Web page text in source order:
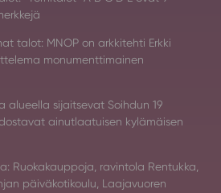
talot: MNOP on arkkitehti Erkki
monumenttimainen
alueella sijaitsevat Soihdun 19
ainutlaatuisen kylämäisen
Ruokakauppoja, ravintola Rentukka,
päiväkotikoulu, Laajavuoren